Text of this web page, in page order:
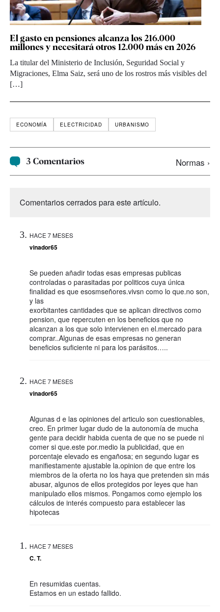
El gasto en pensiones alcanza los 216.000
millones y necesitará otros 12.000 más en 2026
La titular del Ministerio de Inclusión, Seguridad Social y
Migraciones, Elma Saiz, será uno de los rostros más visibles del
[…]
ECONOMÍA ELECTRICIDAD URBANISMO
3 Comentarios Normas ›
Comentarios cerrados para este artículo.
HACE 7 MESES
vinador65
Se pueden añadir todas esas empresas publicas
controladas o parasitadas por politicos cuya única
finalidad es que esosmseñores.vivsn como lo que.no son,
y las
exorbitantes cantidades que se aplican directivos como
pension, que repercuten en los beneficios que no
alcanzan a los que solo intervienen en el.mercado para
comprar..Algunas de esas empresas no generan
beneficios suficiente ni para los parásitos…..
HACE 7 MESES
vinador65
Algunas d e las opiniones del articulo son cuestionables,
creo. En primer lugar dudo de la autonomía de mucha
gente para decidir habida cuenta de que no se puede ni
comer si que.este por.medio la publicidad, que en
porcentaje elevado es engañosa; en segundo lugar es
manifiestamente ajustable la.opinion de que entre los
miembros de la oferta no los haya que pretenden sin más
abusar, algunos de ellos protegidos por leyes que han
manipulado ellos mismos. Pongamos como ejemplo los
cálculos de interés compuesto para establecer las
hipotecas
HACE 7 MESES
C. T.
En resumidas cuentas.
Estamos en un estado fallido.